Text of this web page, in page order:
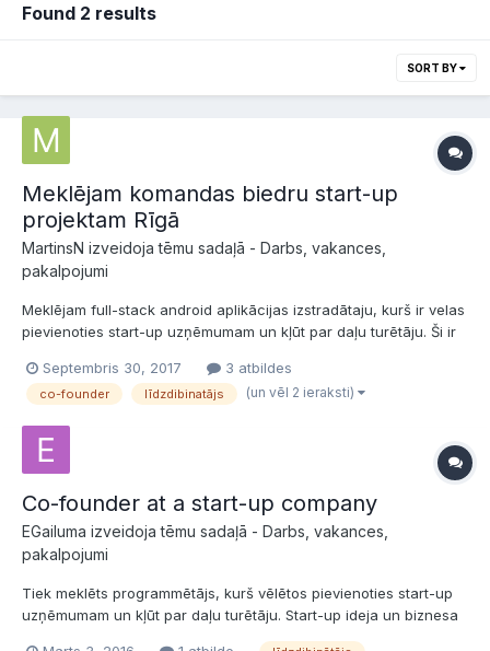
Found 2 results
SORT BY
Meklējam komandas biedru start-up
projektam Rīgā
MartinsN izveidoja tēmu sadaļā - Darbs, vakances,
pakalpojumi
Meklējam full-stack android aplikācijas izstradātaju, kurš ir velas
pievienoties start-up uzņēmumam un kļūt par daļu turētāju. Ši ir
iemacīsies ko jaunu. Līdz prototipa izveidei, galvenokārt
nepieciešams strādāt ar kartēm un...
Septembris 30, 2017 3 atbildes
co-founder līdzdibinatājs (un vēl 2 ieraksti)
Co-founder at a start-up company
EGailuma izveidoja tēmu sadaļā - Darbs, vakances,
pakalpojumi
Tiek meklēts programmētājs, kurš vēlētos pievienoties start-up
uzņēmumam un kļūt par daļu turētāju. Start-up ideja un biznesa